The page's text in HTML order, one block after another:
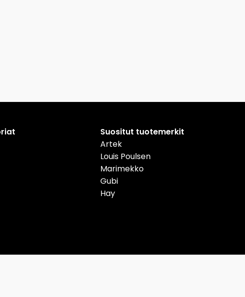
Suositut tuotemerkit
Artek
Louis Poulsen
Marimekko
Gubi
Hay